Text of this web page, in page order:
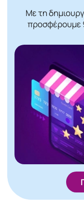
Με τη
προσφέρουμε